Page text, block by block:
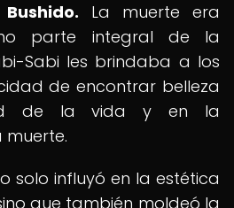
La muerte era
parte integral de la
Sabi les brindaba a los
de encontrar belleza
de la vida y en la
muerte.
solo influyó en la estética
que también moldeó la